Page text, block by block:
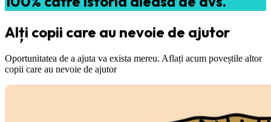
Alți copii care au nevoie de ajutor
Oportunitatea de a ajuta va exista mereu. Aflați acum poveștile altor
copii care au nevoie de ajutor